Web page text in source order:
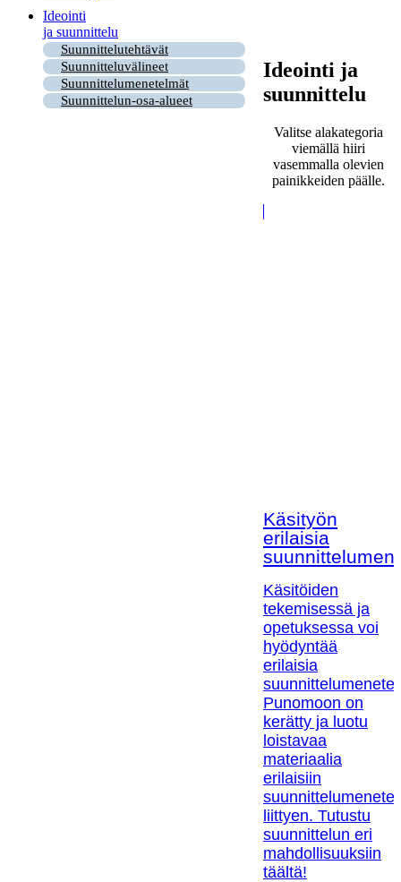
Ideointi
ja suunnittelu
Suunnittelutehtävät
Suunnitteluvälineet
Suunnittelumenetelmät
Suunnittelun-osa-alueet
Ideointi ja
suunnittelu
Valitse alakategoria
viemällä hiiri
vasemmalla olevien
painikkeiden päälle.
Käsityön
erilaisia
Käsitöiden
tekemisessä ja
opetuksessa voi
hyödyntää
erilaisia
Punomoon on
kerätty ja luotu
loistavaa
materiaalia
erilaisiin
liittyen. Tutustu
suunnittelun eri
mahdollisuuksiin
täältä!